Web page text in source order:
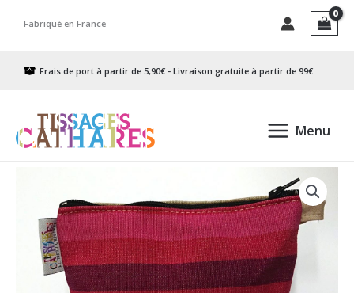
Fabriqué en France
Frais de port à partir de 5,90€ - Livraison gratuite à partir de 99€
Menu